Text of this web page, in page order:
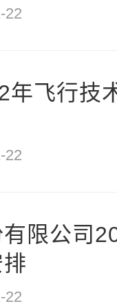
22
年飞行技
22
限公司
22